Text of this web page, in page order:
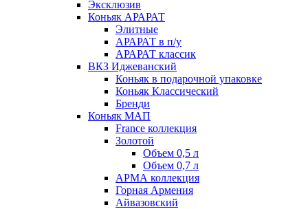
Эксклюзив
Коньяк АРАРАТ
Элитные
АРАРАТ в п/у
АРАРАТ классик
ВКЗ Иджеванский
Коньяк в подарочной упаковке
Коньяк Классический
Бренди
Коньяк МАП
France коллекция
Золотой
Объем 0,5 л
Объем 0,7 л
АРМА коллекция
Горная Армения
Айвазовский